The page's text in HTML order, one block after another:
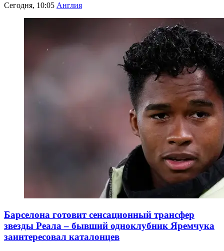
Сегодня, 10:05 Англия
Барселона готовит сенсационный трансфер
звезды Реала – бывший одноклубник Яремчука
заинтересовал каталонцев